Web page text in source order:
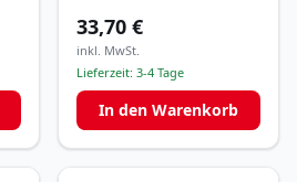
33,70 €
inkl. MwSt.
Lieferzeit: 3-4 Tage
In den Warenkorb